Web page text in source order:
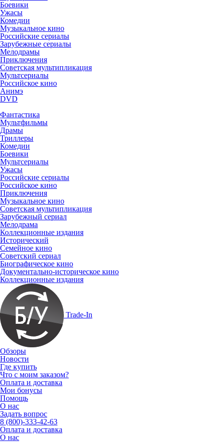
Боевики
Ужасы
Комедии
Музыкальное кино
Российские сериалы
Зарубежные сериалы
Мелодрамы
Приключения
Советская мультипликация
Мультсериалы
Российское кино
Анимэ
DVD
Фантастика
Мультфильмы
Драмы
Триллеры
Комедии
Боевики
Мультсериалы
Ужасы
Российские сериалы
Российское кино
Приключения
Музыкальное кино
Советская мультипликация
Зарубежный сериал
Мелодрама
Коллекционные издания
Исторический
Семейное кино
Советский сериал
Биографическое кино
Документально-историческое кино
Коллекционные издания
Trade-In
Обзоры
Новости
Где купить
Что с моим заказом?
Оплата и доставка
Мои бонусы
Помощь
О нас
Задать вопрос
8 (800)-333-42-63
Оплата и доставка
О нас